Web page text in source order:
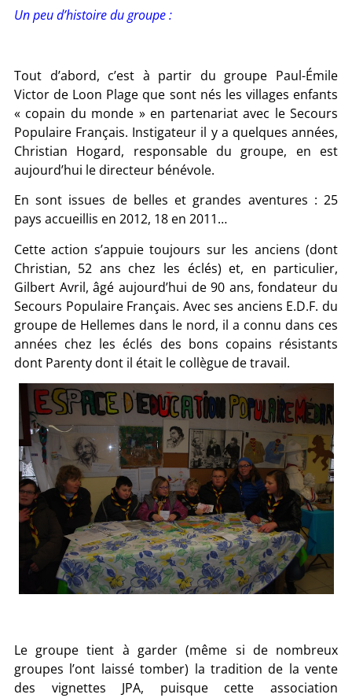
Un peu d’histoire du groupe :
Tout d’abord, c’est à partir du groupe Paul-Émile
Victor de Loon Plage que sont nés les villages enfants
« copain du monde » en partenariat avec le Secours
Populaire Français. Instigateur il y a quelques années,
Christian Hogard, responsable du groupe, en est
aujourd’hui le directeur bénévole.
En sont issues de belles et grandes aventures : 25
pays accueillis en 2012, 18 en 2011…
Cette action s’appuie toujours sur les anciens (dont
Christian, 52 ans chez les éclés) et, en particulier,
Gilbert Avril, âgé aujourd’hui de 90 ans, fondateur du
Secours Populaire Français. Avec ses anciens E.D.F. du
groupe de Hellemes dans le nord, il a connu dans ces
années chez les éclés des bons copains résistants
dont Parenty dont il était le collègue de travail.
Le groupe tient à garder (même si de nombreux
groupes l’ont laissé tomber) la tradition de la vente
des vignettes JPA, puisque cette association